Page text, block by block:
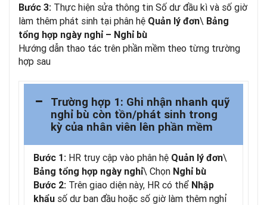
Bước 3: Thực hiện sửa thông tin Số dư đầu kì và số giờ
làm thêm phát sinh tại phân hệ Quản lý đơn\ Bảng
tổng hợp ngày nghỉ – Nghỉ bù
Hướng dẫn thao tác trên phần mềm theo từng trường
hợp sau
Trường hợp 1: Ghi nhận nhanh quỹ
nghỉ bù còn tồn/phát sinh trong
kỳ của nhân viên lên phần mềm
Bước 1: HR truy cập vào phân hệ Quản lý đơn\
Bảng tổng hợp ngày nghỉ\ Chọn Nghỉ bù
Bước 2: Trên giao diện này, HR có thể Nhập
khẩu số dư ban đầu hoặc số giờ làm thêm nghỉ